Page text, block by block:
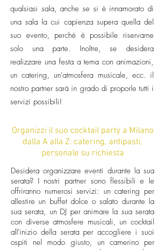
qualsiasi sala, anche se si è innamorato di
una sala la cui capienza supera quella del
suo evento, perché è possibile riservarne
solo una parte. Inoltre, se desidera
realizzare una festa a tema con animazioni,
un catering, un'atmosfera musicale, ecc. il
nostro partner sarà in grado di proporle tutti i
servizi possibili!
Organizzi il suo cocktail party a Milano
dalla A alla Z: catering, antipasti,
personale su richiesta
Desidera organizzare eventi durante la sua
serata? I nostri partner sono flessibili e le
offriranno numerosi servizi: un catering per
allestire un buffet dolce o salato durante la
sua serata, un DJ per animare la sua serata
con diverse atmosfere musicali, un cocktail
all'inizio della serata per accogliere i suoi
ospiti nel modo giusto, un camerino per